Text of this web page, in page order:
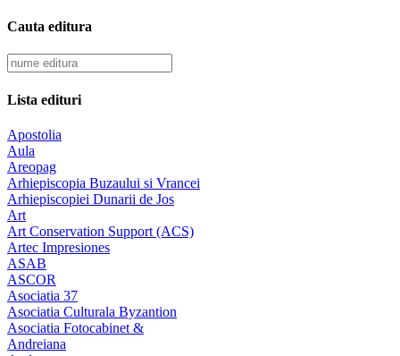
Cauta editura
Lista edituri
Apostolia
Aula
Areopag
Arhiepiscopia Buzaului si Vrancei
Arhiepiscopiei Dunarii de Jos
Art
Art Conservation Support (ACS)
Artec Impresiones
ASAB
ASCOR
Asociatia 37
Asociatia Culturala Byzantion
Asociatia Fotocabinet &
Andreiana